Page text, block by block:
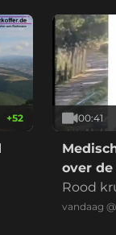
+52 00:41
over
Rood
vandaag